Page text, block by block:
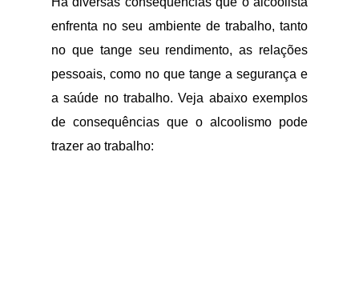
enfrenta no seu ambiente de trabalho, tanto
no que tange seu rendimento, as relações
pessoais, como no que tange a segurança e
a saúde no trabalho. Veja abaixo exemplos
de consequências que o alcoolismo pode
trazer ao trabalho: